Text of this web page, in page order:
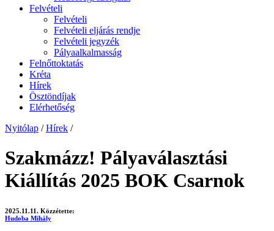
Felvételi
Felvételi
Felvételi eljárás rendje
Felvételi jegyzék
Pályaalkalmasság
Felnőttoktatás
Kréta
Hírek
Ösztöndíjak
Elérhetőség
Nyitólap / Hírek /
Szakmázz! Pályaválasztási
Kiállítás 2025 BOK Csarnok
2025.11.11. Közzétette:
Hudoba Mihály